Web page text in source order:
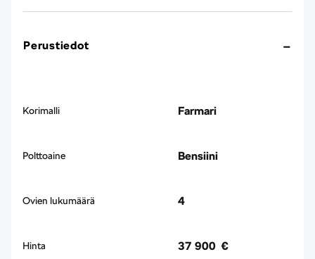
Perustiedot
Korimalli Farmari
Polttoaine Bensiini
Ovien lukumäärä 4
Hinta 37 900 €